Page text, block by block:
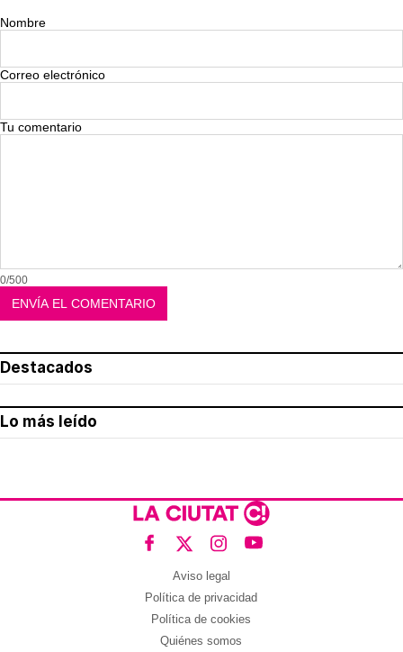
Nombre
Correo electrónico
Tu comentario
0/500
Destacados
Lo más leído
Aviso legal
Política de privacidad
Política de cookies
Quiénes somos